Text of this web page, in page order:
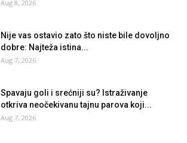
Aug 8, 2026
Nije vas ostavio zato što niste bile dovoljno
dobre: Najteža istina...
Aug 7, 2026
Spavaju goli i srećniji su? Istraživanje
otkriva neočekivanu tajnu parova koji...
Aug 7, 2026